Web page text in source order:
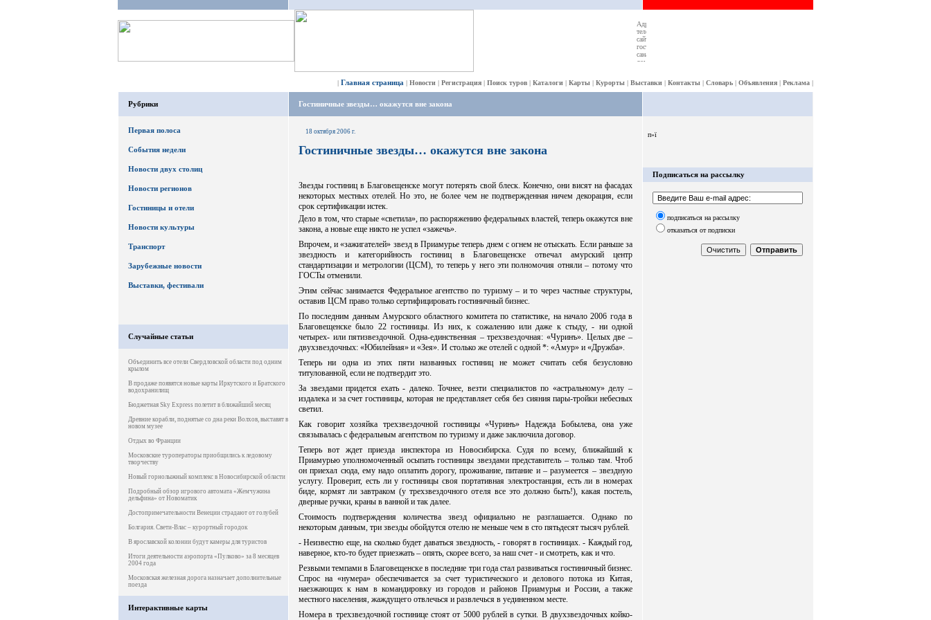
| Главная страница | Новости | Регистрация | Поиск туров | Каталоги | Карты | Курорты | Выставки | Контакты | Словарь | Объявления | Реклама |
Рубрики
Первая полоса
События недели
Новости двух столиц
Новости регионов
Гостиницы и отели
Новости культуры
Транспорт
Зарубежные новости
Выставки, фестивали
Случайные статьи
Объединить все отели Свердловской области под одним
крылом
В продаже появятся новые карты Иркутского и Братского
водохранилищ
Бюджетная Sky Express полетит в ближайший месяц
Древние корабли, поднятые со дна реки Волхов, выставят в
новом музее
Отдых во Франции
Московские туроператоры приобщились к ледовому
творчеству
Новый горнолыжный комплекс в Новосибирской области
Подробный обзор игрового автомата «Жемчужина
дельфина» от Новоматик
Достопримечательности Венеции страдают от голубей
Болгария. Свети-Влас – курортный городок
В ярославской колонии будут камеры для туристов
Итоги деятельности аэропорта «Пулково» за 8 месяцев
2004 года
Московская железная дорога назначает дополнительные
поезда
Интерактивные карты
Гостиничные звезды… окажутся вне закона
18 октября 2006 г.
Гостиничные звезды… окажутся вне закона
Звезды гостиниц в Благовещенске могут потерять свой блеск. Конечно, они висят на фасадах
некоторых местных отелей. Но это, не более чем не подтвержденная ничем декорация, если
срок сертификации истек.
Дело в том, что старые «светила», по распоряжению федеральных властей, теперь окажутся вне
закона, а новые еще никто не успел «зажечь».
Впрочем, и «зажигателей» звезд в Приамурье теперь днем с огнем не отыскать. Если раньше за
звездность и категорийность гостиниц в Благовещенске отвечал амурский центр
стандартизации и метрологии (ЦСМ), то теперь у него эти полномочия отняли – потому что
ГОСТы отменили.
Этим сейчас занимается Федеральное агентство по туризму – и то через частные структуры,
оставив ЦСМ право только сертифицировать гостиничный бизнес.
По последним данным Амурского областного комитета по статистике, на начало 2006 года в
Благовещенске было 22 гостиницы. Из них, к сожалению или даже к стыду, - ни одной
четырех- или пятизвездочной. Одна-единственная – трехзвездочная: «Чуринъ». Целых две –
двухзвездочных: «Юбилейная» и «Зея». И столько же отелей с одной *: «Амур» и «Дружба».
Теперь ни одна из этих пяти названных гостиниц не может считать себя безусловно
титулованной, если не подтвердит это.
За звездами придется ехать - далеко. Точнее, везти специалистов по «астральному» делу –
издалека и за счет гостиницы, которая не представляет себя без сияния пары-тройки небесных
светил.
Как говорит хозяйка трехзвездочной гостиницы «Чуринъ» Надежда Бобылева, она уже
связывалась с федеральным агентством по туризму и даже заключила договор.
Теперь вот ждет приезда инспектора из Новосибирска. Судя по всему, ближайший к
Приамурью уполномоченный осыпать гостиницы звездами представитель – только там. Чтоб
он приехал сюда, ему надо оплатить дорогу, проживание, питание и – разумеется – звездную
услугу. Проверит, есть ли у гостиницы своя портативная электростанция, есть ли в номерах
биде, кормят ли завтраком (у трехзвездочного отеля все это должно быть!), какая постель,
дверные ручки, краны в ванной и так далее.
Стоимость подтверждения количества звезд официально не разглашается. Однако по
некоторым данным, три звезды обойдутся отелю не меньше чем в сто пятьдесят тысяч рублей.
- Неизвестно еще, на сколько будет даваться звездность, - говорят в гостиницах. - Каждый год,
наверное, кто-то будет приезжать – опять, скорее всего, за наш счет - и смотреть, как и что.
Резвыми темпами в Благовещенске в последние три года стал развиваться гостиничный бизнес.
Спрос на «нумера» обеспечивается за счет туристического и делового потока из Китая,
наезжающих к нам в командировку из городов и районов Приамурья и России, а также
местного населения, жаждущего отвлечься и развлечься в уединенном месте.
Номера в трехзвездочной гостинице стоят от 5000 рублей в сутки. В двухзвездочных койко-
п»ї
Подписаться на рассылку
подписаться на рассылку
отказаться от подписки